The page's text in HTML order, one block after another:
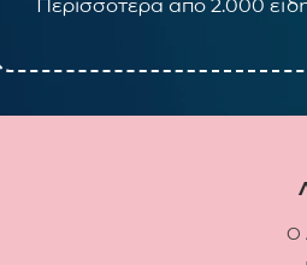
Περισσότερα από 2.000
Ο